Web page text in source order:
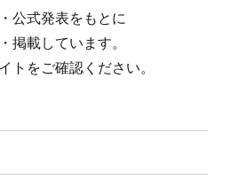
公式発表をもとに
掲載しています。
トをご確認ください。